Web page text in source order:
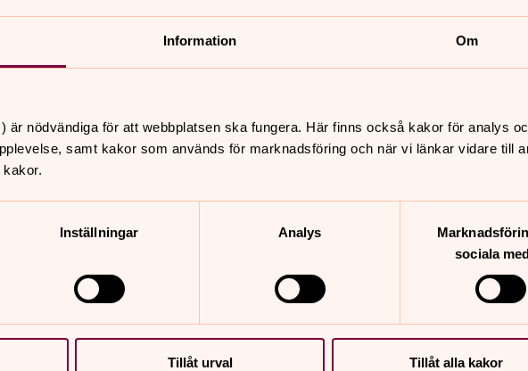
Information Om
är nödvändiga för att webbplatsen ska fungera. Här finns också kakor för analys
samt kakor som används för marknadsföring och när vi länkar vidare till
Inställningar Analys
sociala
Tillåt urval Tillåt alla kakor
664 01 51